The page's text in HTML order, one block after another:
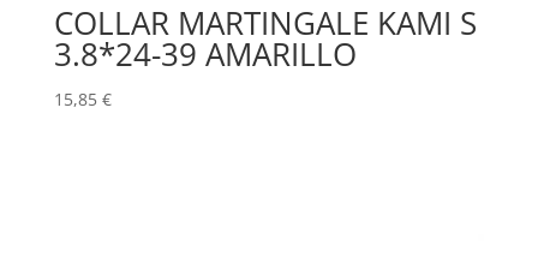
COLLAR MARTINGALE KAMI S
3.8*24-39 AMARILLO
15,85 €